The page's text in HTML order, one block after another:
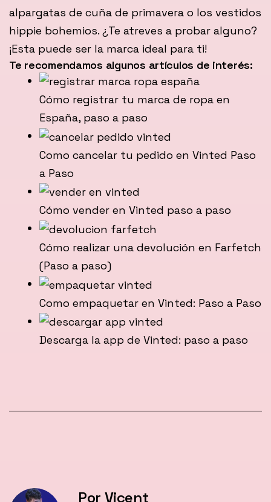
alpargatas de cuña de primavera o los vestidos
hippie bohemios. ¿Te atreves a probar alguno?
¡Esta puede ser la marca ideal para ti!
Te recomendamos algunos artículos de interés:
Cómo registrar tu marca de ropa en
España, paso a paso
Como cancelar tu pedido en Vinted Paso
a Paso
Cómo vender en Vinted paso a paso
Cómo realizar una devolución en Farfetch
(Paso a paso)
Como empaquetar en Vinted: Paso a Paso
Descarga la app de Vinted: paso a paso
Por Vicent